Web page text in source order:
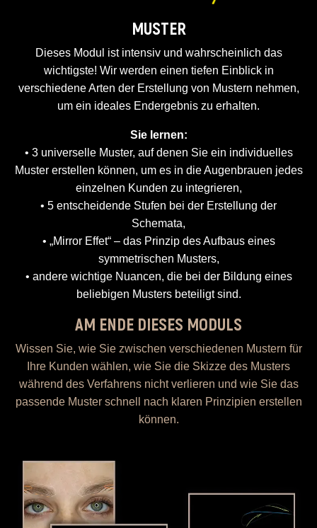
MUSTER
Dieses Modul ist intensiv und wahrscheinlich das
wichtigste! Wir werden einen tiefen Einblick in
verschiedene Arten der Erstellung von Mustern nehmen,
um ein ideales Endergebnis zu erhalten.
Sie lernen:
• 3 universelle Muster, auf denen Sie ein individuelles
Muster erstellen können, um es in die Augenbrauen jedes
einzelnen Kunden zu integrieren,
• 5 entscheidende Stufen bei der Erstellung der
Schemata,
• „Mirror Effet“ – das Prinzip des Aufbaus eines
symmetrischen Musters,
• andere wichtige Nuancen, die bei der Bildung eines
beliebigen Musters beteiligt sind.
AM ENDE DIESES MODULS
Wissen Sie, wie Sie zwischen verschiedenen Mustern für
Ihre Kunden wählen, wie Sie die Skizze des Musters
während des Verfahrens nicht verlieren und wie Sie das
passende Muster schnell nach klaren Prinzipien erstellen
können.